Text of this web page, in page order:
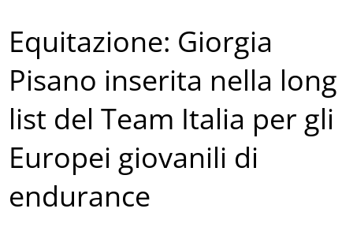
Equitazione: Giorgia
Pisano inserita nella long
list del Team Italia per gli
Europei giovanili di
endurance